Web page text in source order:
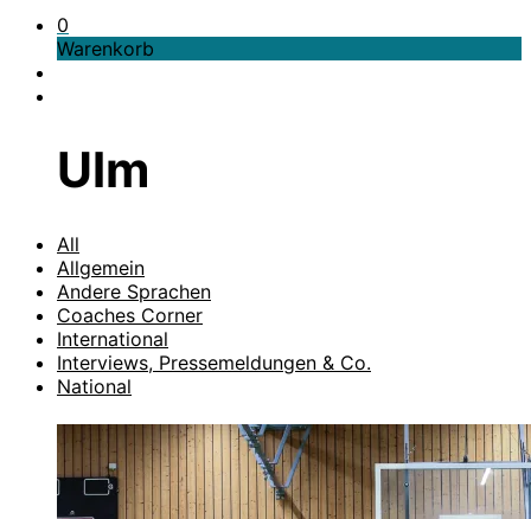
0
Warenkorb
Ulm
All
Allgemein
Andere Sprachen
Coaches Corner
International
Interviews, Pressemeldungen & Co.
National